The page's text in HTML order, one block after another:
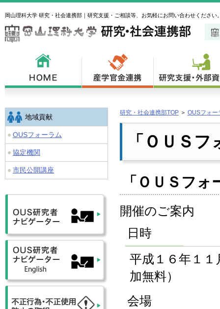
岡山理科大学 研究・社会連携部｜研究支援・ご相談等、お気軽にお問い合わせください
研究・社会連携部TOP ＞ OUSフォー
「ＯＵＳ
「ＯＵＳフ
開催のご案内
日時
平成１６年１１
加無料）
会場
地域貢献
OUSフォーラム
協定機関
市民公開講座